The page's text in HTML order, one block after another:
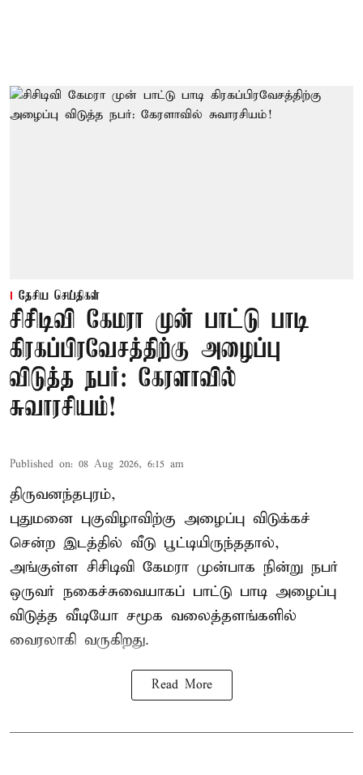
தேசிய செய்திகள்
சிசிடிவி கேமரா முன் பாட்டு பாடி
கிரகப்பிரவேசத்திற்கு அழைப்பு
விடுத்த நபர்: கேரளாவில்
சுவாரசியம்!
Published on: 08 Aug 2026, 6:15 am
திருவனந்தபுரம்,
புதுமனை புகுவிழாவிற்கு அழைப்பு விடுக்கச்
சென்ற இடத்தில் வீடு பூட்டியிருந்ததால்,
அங்குள்ள சிசிடிவி கேமரா முன்பாக நின்று நபர்
ஒருவர் நகைச்சுவையாகப் பாட்டு பாடி அழைப்பு
விடுத்த வீடியோ சமூக வலைத்தளங்களில்
வைரலாகி வருகிறது.
Read More